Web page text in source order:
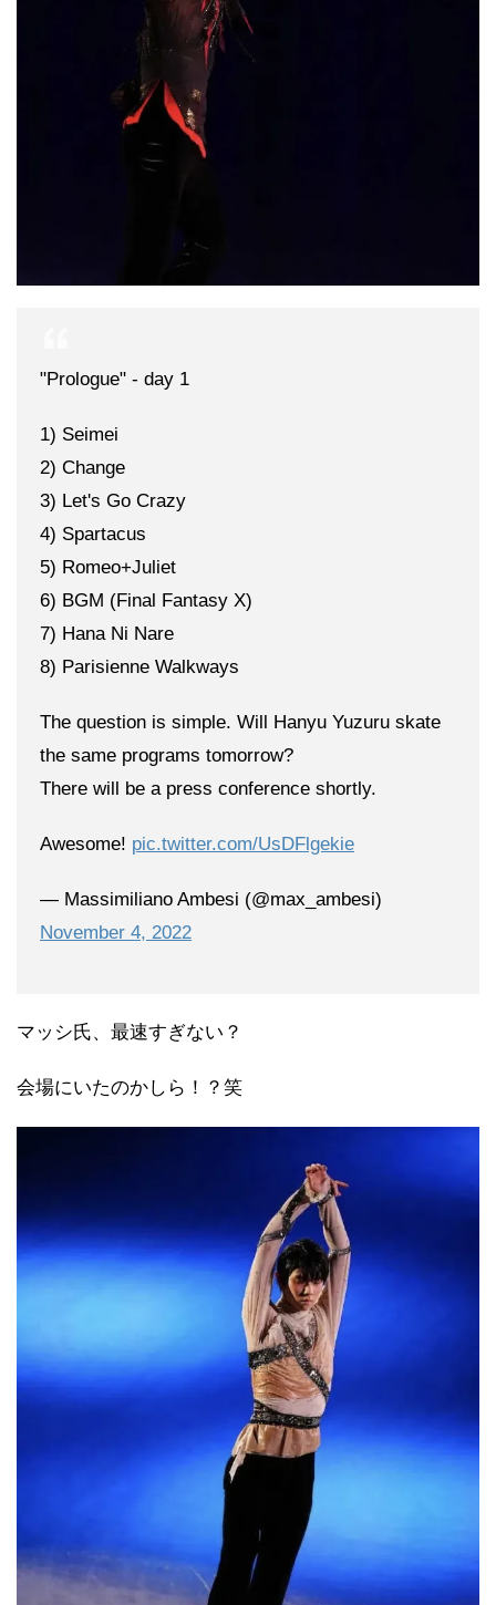
"Prologue" - day 1
1) Seimei
2) Change
3) Let's Go Crazy
4) Spartacus
5) Romeo+Juliet
6) BGM (Final Fantasy X)
7) Hana Ni Nare
8) Parisienne Walkways
The question is simple. Will Hanyu Yuzuru skate
the same programs tomorrow?
There will be a press conference shortly.
Awesome! pic.twitter.com/UsDFlgekie
— Massimiliano Ambesi (@max_ambesi)
November 4, 2022
マッシ氏、最速すぎない？
会場にいたのかしら！？笑